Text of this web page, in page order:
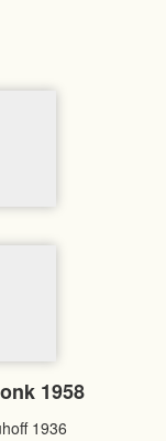
1958
1936